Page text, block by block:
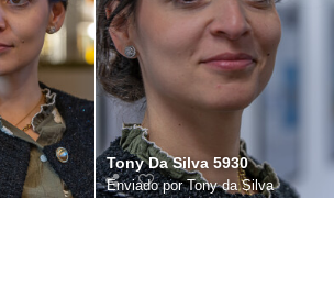
Tony Da Silva 5930
Enviado porTony da Silva